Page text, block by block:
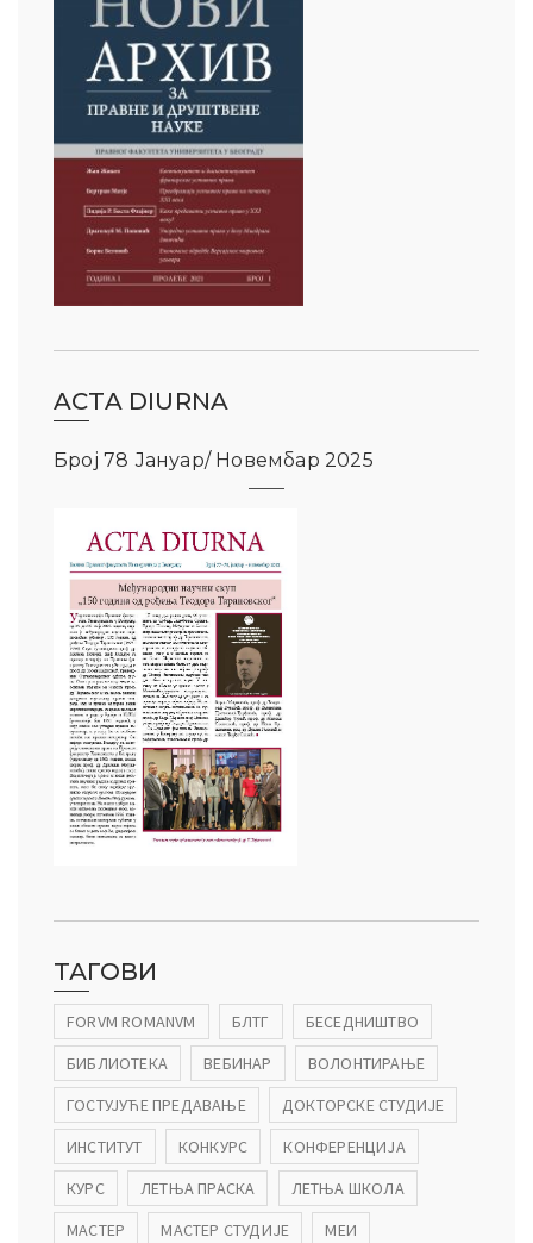
ACTA DIURNA
Број 78 Јануар/ Новембар 2025
ТАГОВИ
FORVM ROMANVM БЛТГ
БЕСЕДНИШТВО
БИБЛИОТЕКА
ВЕБИНАР
ВОЛОНТИРАЊЕ
ГОСТУЈУЋЕ ПРЕДАВАЊЕ
ДОКТОРСКЕ СТУДИЈЕ
ИНСТИТУТ
КОНКУРС
КОНФЕРЕНЦИЈА
КУРС
ЛЕТЊА ПРАСКА
ЛЕТЊА ШКОЛА
МАСТЕР
МАСТЕР СТУДИЈЕ
МЕИ